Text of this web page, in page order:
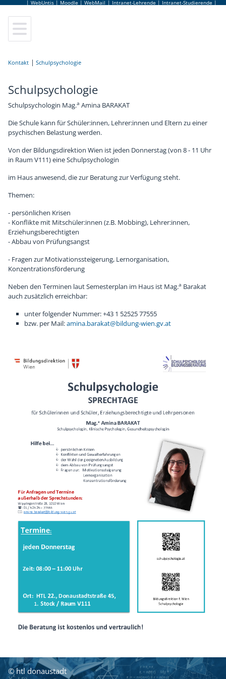
| WebUntis | Moodle | WebMail | Intranet-Lehrende | Intranet-Studierende |
Kontakt Schulpsychologie
Schulpsychologie
Schulpsychologin Mag.a Amina BARAKAT
Die Schule kann für Schüler:innen, Lehrer:innen und Eltern zu einer
psychischen Belastung werden.
Von der Bildungsdirektion Wien ist jeden Donnerstag (von 8 - 11 Uhr
in Raum V111) eine Schulpsychologin
im Haus anwesend, die zur Beratung zur Verfügung steht.
Themen:
- persönlichen Krisen
- Konflikte mit Mitschüler:innen (z.B. Mobbing), Lehrer:innen,
Erziehungsberechtigten
- Abbau von Prüfungsangst
- Fragen zur Motivationssteigerung, Lernorganisation,
Konzentrationsförderung
Neben den Terminen laut Semesterplan im Haus ist Mag.a Barakat
auch zusätzlich erreichbar:
unter folgender Nummer:+43 1 52525 77555
bzw. per Mail:amina.barakat@bildung-wien.gv.at
© htl donaustadt
Elektronik und Technische Informatik
Informationstechnologie
Abendschule
Fachpraxis
Elternverein
Schulgemeinschaftsausschuss
Leitbild
Hausordnung
Virtuelle Schulführung
Frauen Technik Zukunft
Elektronikmuseum
Chronik
Lehrerinnen und Lehrer
Bildungsberatung
Schulpsychologie
Schulärztin
Kuratorium
Sponsoren
Schulbesuchsbestätigung
Terminkalender
Schulbuffet
Schulmerchandise